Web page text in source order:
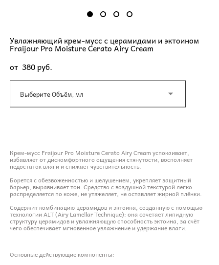
Увлажняющий крем-мусс с церамидами и эктоином
Fraijour Pro Moisture Cerato Airy Cream
от 380 pуб.
Выберите Объём, мл
Крем-мусс Fraijour Pro Moisture Cerato Airy Cream успокаивает,
избавляет от дискомфортного ощущения стянутости, восполняет
недостаток влаги и снижает чувствительность.
Борется с обезвоженностью и шелушением, укрепляет защитный
барьер, выравнивает тон. Средство с воздушной текстурой легко
распределяется по коже, не утяжеляет, не оставляет жирной плёнки.
Содержит комбинацию церамидов и эктоина, созданную с помощью
технологии ALT (Airy Lamellar Technique): она сочетает липидную
структуру церамидов и увлажняющую способность эктоина, за счёт
чего обеспечивает мгновенное увлажнение и удержание влаги.
Основные действующие компоненты: